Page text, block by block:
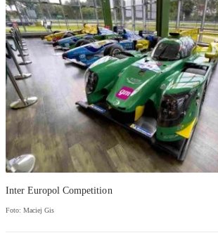
Inter Europol Competition
Foto: Maciej Gis